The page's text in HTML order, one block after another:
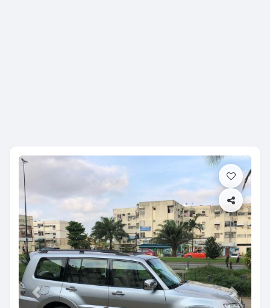
Previous Next